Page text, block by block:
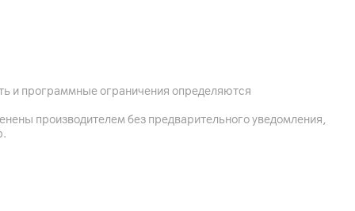
и программные ограничения определяются
производителем без предварительного уведомления,